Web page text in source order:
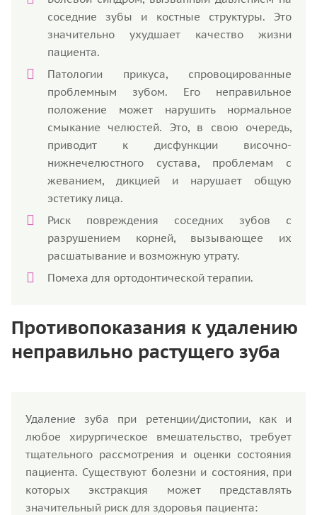
соседние зубы и костные структуры. Это
значительно ухудшает качество жизни
пациента.
Патологии прикуса, спровоцированные
проблемным зубом. Его неправильное
положение может нарушить нормальное
смыкание челюстей. Это, в свою очередь,
приводит к дисфункции височно-
нижнечелюстного сустава, проблемам с
жеванием, дикцией и нарушает общую
эстетику лица.
Риск повреждения соседних зубов с
разрушением корней, вызывающее их
расшатывание и возможную утрату.
Помеха для ортодонтической терапии.
Противопоказания к удалению
неправильно растущего зуба
Удаление зуба при ретенции/дистопии, как и
любое хирургическое вмешательство, требует
тщательного рассмотрения и оценки состояния
пациента. Существуют болезни и состояния, при
которых экстракция может представлять
значительный риск для здоровья пациента: